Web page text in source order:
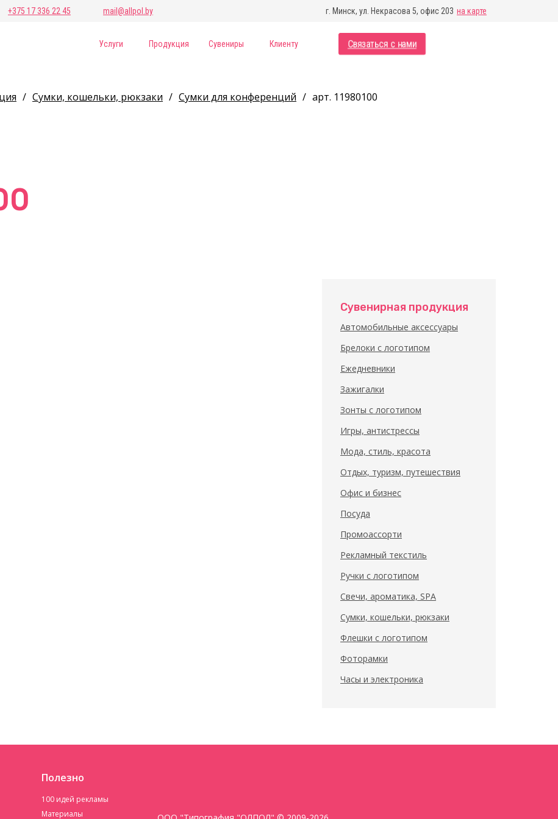
+375 17 336 22 45 mail@allpol.by г. Минск, ул. Некрасова 5, офис 203 на карте
Услуги Продукция Сувениры Клиенту Связаться с нами
/ Сумки, кошельки, рюкзаки / Сумки для конференций / арт. 11980100
Сувенирная продукция
Автомобильные аксессуары
Брелоки с логотипом
Ежедневники
Зажигалки
Зонты с логотипом
Игры, антистрессы
Мода, стиль, красота
Отдых, туризм, путешествия
Офис и бизнес
Посуда
Промоассорти
Рекламный текстиль
Ручки с логотипом
Свечи, ароматика, SPA
Сумки, кошельки, рюкзаки
Флешки с логотипом
Фоторамки
Часы и электроника
Полезно
100 идей рекламы
Материалы